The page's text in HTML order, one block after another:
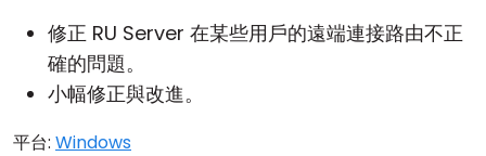
修正 RU Server 在某些用戶的遠端連接路由不正
確的問題。
小幅修正與改進。
平台: Windows